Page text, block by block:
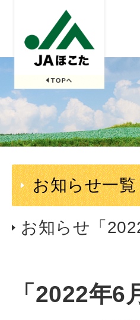
お知らせ一覧
お知らせ「
「2022年6